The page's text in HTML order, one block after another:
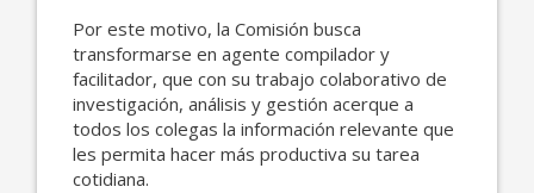
Por este motivo, la Comisión busca
transformarse en agente compilador y
facilitador, que con su trabajo colaborativo de
investigación, análisis y gestión acerque a
todos los colegas la información relevante que
les permita hacer más productiva su tarea
cotidiana.